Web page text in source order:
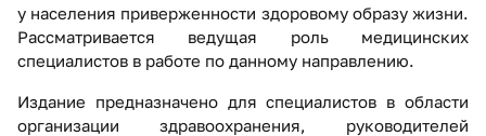
у населения приверженности здоровому образу жизни.
Рассматривается ведущая роль медицинских
специалистов в работе по данному направлению.
Издание предназначено для специалистов в области
организации здравоохранения, руководителей